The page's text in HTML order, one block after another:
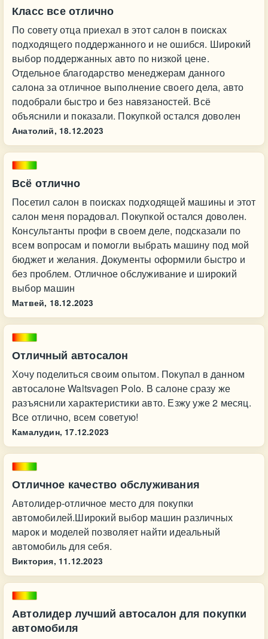
Класс все отлично
По совету отца приехал в этот салон в поисках
подходящего поддержанного и не ошибся. Широкий
выбор поддержанных авто по низкой цене.
Отдельное благодарство менеджерам данного
салона за отличное выполнение своего дела, авто
подобрали быстро и без навязаностей. Всё
объяснили и показали. Покупкой остался доволен
Анатолий, 18.12.2023
Всё отлично
Посетил салон в поисках подходящей машины и этот
салон меня порадовал. Покупкой остался доволен.
Консультанты профи в своем деле, подсказали по
всем вопросам и помогли выбрать машину под мой
бюджет и желания. Документы оформили быстро и
без проблем. Отличное обслуживание и широкий
выбор машин
Матвей, 18.12.2023
Отличный автосалон
Хочу поделиться своим опытом. Покупал в данном
автосалоне Waltsvagen Polo. В салоне сразу же
разъяснили характеристики авто. Езжу уже 2 месяц.
Все отлично, всем советую!
Камалудин, 17.12.2023
Отличное качество обслуживания
Автолидер-отличное место для покупки
автомобилей.Широкий выбор машин различных
марок и моделей позволяет найти идеальный
автомобиль для себя.
Виктория, 11.12.2023
Автолидер лучший автосалон для покупки
автомобиля